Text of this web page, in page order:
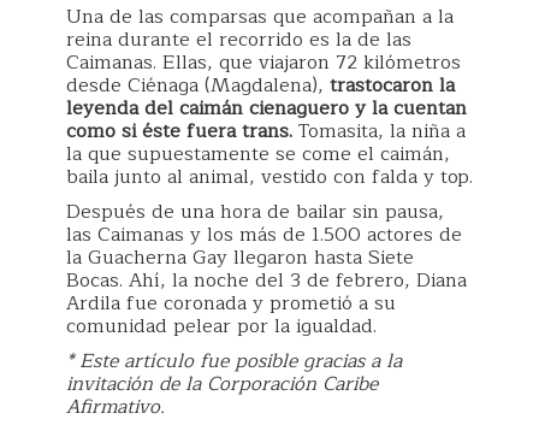
Una de las comparsas que acompañan a la
reina durante el recorrido es la de las
Caimanas. Ellas, que viajaron 72 kilómetros
desde Ciénaga (Magdalena), trastocaron la
leyenda del caimán cienaguero y la cuentan
como si éste fuera trans.Tomasita, la niña a
la que supuestamente se come el caimán,
baila junto al animal, vestido con falda y top.
Después de una hora de bailar sin pausa,
las Caimanas y los más de 1.500 actores de
la Guacherna Gay llegaron hasta Siete
Bocas. Ahí, la noche del 3 de febrero, Diana
Ardila fue coronada y prometió a su
comunidad pelear por la igualdad.
* Este artículo fue posible gracias a la
invitación de la Corporación Caribe
Afirmativo.